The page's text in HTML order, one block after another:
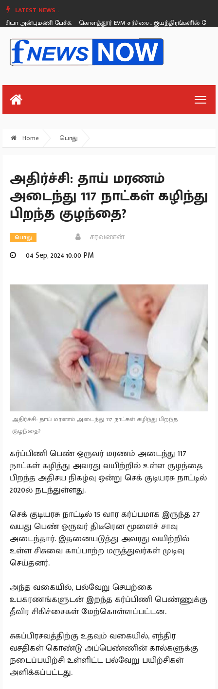
LATEST NEWS :
பேச்சு.
கொளத்தூர் EVM சர்ச்சை.. இயந்திரங்களில் கோளாறு
Saturday, August 26
Home பொது
அதிர்ச்சி: தாய் மரணம்
அடைந்து 117 நாட்கள் கழிந்து
பிறந்த குழந்தை?
பொது
சரவணன்
04 Sep, 2024 10:00 PM
அதிர்ச்சி: தாய் மரணம் அடைந்து 117 நாட்கள் கழிந்து பிறந்த
குழந்தை?
கர்ப்பிணி பெண் ஒருவர் மரணம் அடைந்து 117
நாட்கள் கழித்து அவரது வயிற்றில் உள்ள குழந்தை
பிறந்த அதிசய நிகழ்வு ஒன்று செக் குடியரசு நாட்டில்
2020ல் நடந்துள்ளது.
செக் குடியரசு நாட்டில் 15 வார கர்ப்பமாக இருந்த 27
வயது பெண் ஒருவர் திடீரென மூளைச் சாவு
அடைந்தார். இதனையடுத்து அவரது வயிற்றில்
உள்ள சிசுவை காப்பாற்ற மருத்துவர்கள் முடிவு
செய்தனர்.
அந்த வகையில், பல்வேறு செயற்கை
உபகரணங்களுடன் இறந்த கர்ப்பிணி பெண்ணுக்கு
தீவிர சிகிச்சைகள் மேற்கொள்ளப்பட்டன.
சுகப்பிரசவத்திற்கு உதவும் வகையில், எந்திர
வசதிகள் கொண்டு அப்பெண்ணின் கால்களுக்கு
நடைப்பயிற்சி உள்ளிட்ட பல்வேறு பயிற்சிகள்
அளிக்கப்பட்டது.